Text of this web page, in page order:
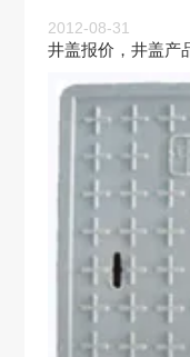
2012-08-31
井盖报价，井盖产